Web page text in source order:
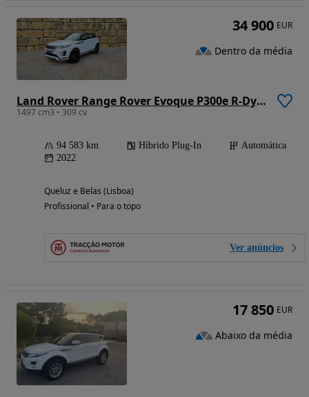
Land Rover Range Rover Evoque P300e R-Dynamic
1497 cm3 • 309 cv
94 583 km Híbrido Plug-In
Automática
2022
Queluz e Belas (Lisboa)
Profissional • Para o topo
Ver anúncios
34 900 EUR
Dentro da média
17 850 EUR
Abaixo da média